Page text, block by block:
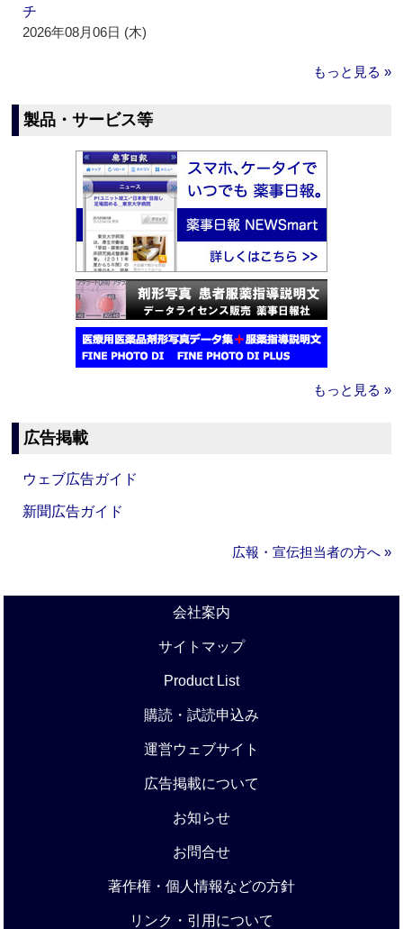
チ
2026年08月06日 (木)
もっと見る »
製品・サービス等
もっと見る »
広告掲載
ウェブ広告ガイド
新聞広告ガイド
広報・宣伝担当者の方へ »
会社案内
サイトマップ
Product List
購読・試読申込み
運営ウェブサイト
広告掲載について
お知らせ
お問合せ
著作権・個人情報などの方針
リンク・引用について